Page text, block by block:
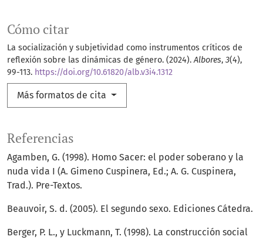
Cómo citar
La socialización y subjetividad como instrumentos críticos de
reflexión sobre las dinámicas de género. (2024).Albores, 3(4),
99-113. https://doi.org/10.61820/alb.v3i4.1312
Más formatos de cita
Referencias
Agamben, G. (1998). Homo Sacer: el poder soberano y la
nuda vida I (A. Gimeno Cuspinera, Ed.; A. G. Cuspinera,
Trad.). Pre-Textos.
Beauvoir, S. d. (2005). El segundo sexo. Ediciones Cátedra.
Berger, P. L., y Luckmann, T. (1998). La construcción social